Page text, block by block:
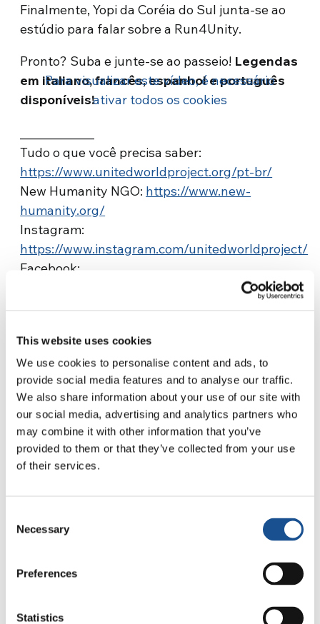
This website uses cookies
We use cookies to personalise content and ads, to
provide social media features and to analyse our traffic.
We also share information about your use of our site with
our social media, advertising and analytics partners who
may combine it with other information that you’ve
provided to them or that they’ve collected from your use
of their services.
Selection
Necessary
Preferences
Statistics
Finalmente, Yopi da Coréia do Sul junta-se ao
estúdio para falar sobre a Run4Unity.
Pronto? Suba e junte-se ao passeio! Legendas
em italiano, francês, espanhol e português
disponíveis!
Para visualizar este vídeo, é necessário
ativar todos os cookies
Tudo o que você precisa saber:
https://www.unitedworldproject.org/pt-br/
New Humanity NGO: https://www.new-
humanity.org/
Instagram:
https://www.instagram.com/unitedworldproject/
Facebook:
https://www.facebook.com/uwpofficial/
Related News
histórias de ecologia, esporte